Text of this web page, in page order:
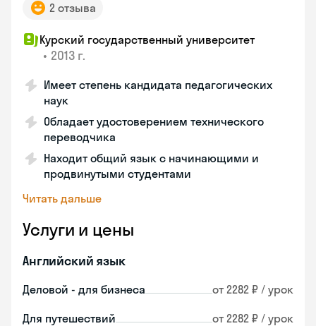
2 отзыва
Курский государственный университет
• 2013 г.
Имеет степень кандидата педагогических
наук
Обладает удостоверением технического
переводчика
Находит общий язык с начинающими и
продвинутыми студентами
Читать дальше
Услуги и цены
Английский язык
Деловой - для бизнеса от 2282 ₽ / урок
Для путешествий от 2282 ₽ / урок